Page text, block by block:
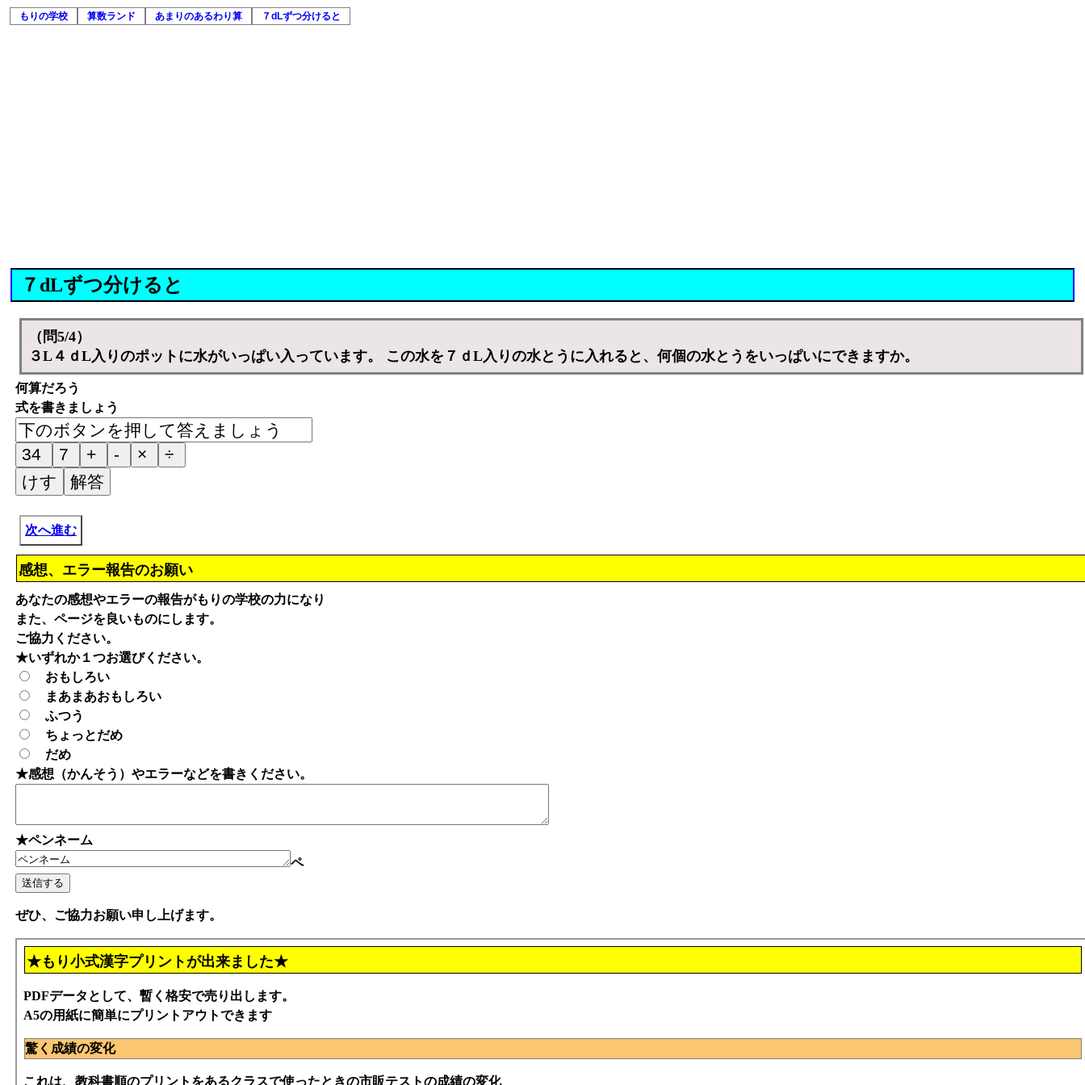
もりの学校 算数ランド あまりのあるわり算 ７dLずつ分けると
７dLずつ分けると
（問5/4）
３L４ｄL入りのポットに水がいっぱい入っています。 この水を７ｄL入りの水とうに入れると、何個の水とうをいっぱいにできますか。
何算だろう
式を書きましょう
次へ進む
感想、エラー報告のお願い
あなたの感想やエラーの報告がもりの学校の力になり
また、ページを良いものにします。
ご協力ください。
★いずれか１つお選びください。
おもしろい
まあまあおもしろい
ふつう
ちょっとだめ
だめ
★感想（かんそう）やエラーなどを書きください。
★ペンネーム
ペ
ぜひ、ご協力お願い申し上げます。